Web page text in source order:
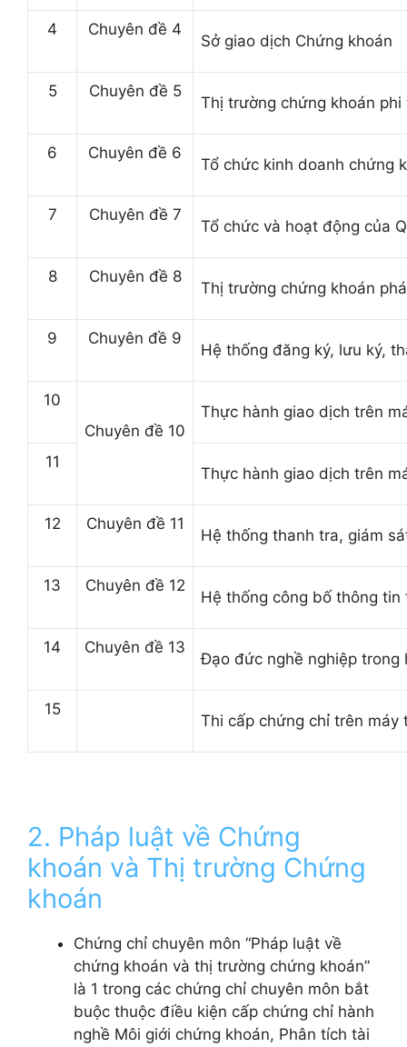
4 Chuyên đề 4
Sở giao dịch Chứng khoán
5 Chuyên đề 5
Thị trường chứng khoán phi
6 Chuyên đề 6
Tổ chức kinh doanh chứng
7 Chuyên đề 7
Tổ chức và hoạt động của
8 Chuyên đề 8
Thị trường chứng khoán
9 Chuyên đề 9
Hệ thống đăng ký, lưu ký,
10
Chuyên đề 10
Thực hành giao dịch trên
11
Thực hành giao dịch trên
12 Chuyên đề 11
Hệ thống thanh tra, giám
13 Chuyên đề 12
Hệ thống công bố thông tin
14 Chuyên đề 13
Đạo đức nghề nghiệp trong
15
Thi cấp chứng chỉ trên máy
2. Pháp luật về Chứng
khoán và Thị trường Chứng
khoán
Chứng chỉ chuyên môn “Pháp luật về
chứng khoán và thị trường chứng khoán”
là 1 trong các chứng chỉ chuyên môn bắt
buộc thuộc điều kiện cấp chứng chỉ hành
nghề Môi giới chứng khoán, Phân tích tài